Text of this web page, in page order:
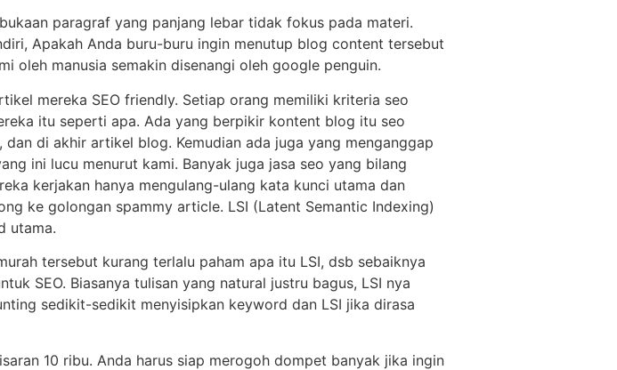
paragraf yang panjang lebar tidak fokus pada materi.
Apakah Anda buru-buru ingin menutup blog content tersebut
oleh manusia semakin disenangi oleh google penguin.
mereka SEO friendly. Setiap orang memiliki kriteria seo
itu seperti apa. Ada yang berpikir kontent blog itu seo
di akhir artikel blog. Kemudian ada juga yang menganggap
ini lucu menurut kami. Banyak juga jasa seo yang bilang
kerjakan hanya mengulang-ulang kata kunci utama dan
ke golongan spammy article. LSI (Latent Semantic Indexing)
utama.
tersebut kurang terlalu paham apa itu LSI, dsb sebaiknya
SEO. Biasanya tulisan yang natural justru bagus, LSI nya
sedikit-sedikit menyisipkan keyword dan LSI jika dirasa
10 ribu. Anda harus siap merogoh dompet banyak jika ingin